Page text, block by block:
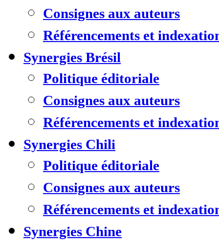
Consignes aux auteurs
Référencements et
Synergies Brésil
Politique éditoriale
Consignes aux auteurs
Référencements et
Synergies Chili
Politique éditoriale
Consignes aux auteurs
Référencements et
Synergies Chine